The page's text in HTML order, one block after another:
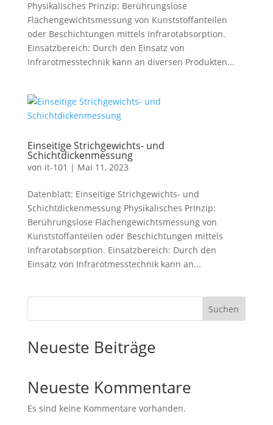
Physikalisches Prinzip: Berührungslose
Flächengewichtsmessung von Kunststoffanteilen
oder Beschichtungen mittels Infrarotabsorption.
Einsatzbereich: Durch den Einsatz von
Infrarotmesstechnik kann an diversen Produkten...
Einseitige Strichgewichts- und
Schichtdickenmessung
von it-101 | Mai 11, 2023
Datenblatt: Einseitige Strichgewichts- und
Schichtdickenmessung Physikalisches Prinzip:
Berührungslose Flächengewichtsmessung von
Kunststoffanteilen oder Beschichtungen mittels
Infrarotabsorption. Einsatzbereich: Durch den
Einsatz von Infrarotmesstechnik kann an...
Suchen
Neueste Beiträge
Neueste Kommentare
Es sind keine Kommentare vorhanden.